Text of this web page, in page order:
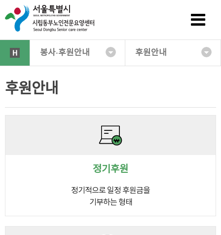
봉사·후원안내 후원안내
후원안내
정기후원
정기적으로 일정 후원금을
기부하는 형태